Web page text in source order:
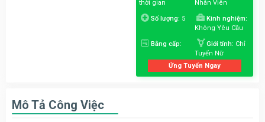
thời gian
Nhân Viên
Số lượng: 5
Kinh nghiệm:
Không Yêu Cầu
Bằng cấp: Giới tính: Chỉ
Tuyển Nữ
Ứng Tuyển Ngay
Mô Tả Công Việc